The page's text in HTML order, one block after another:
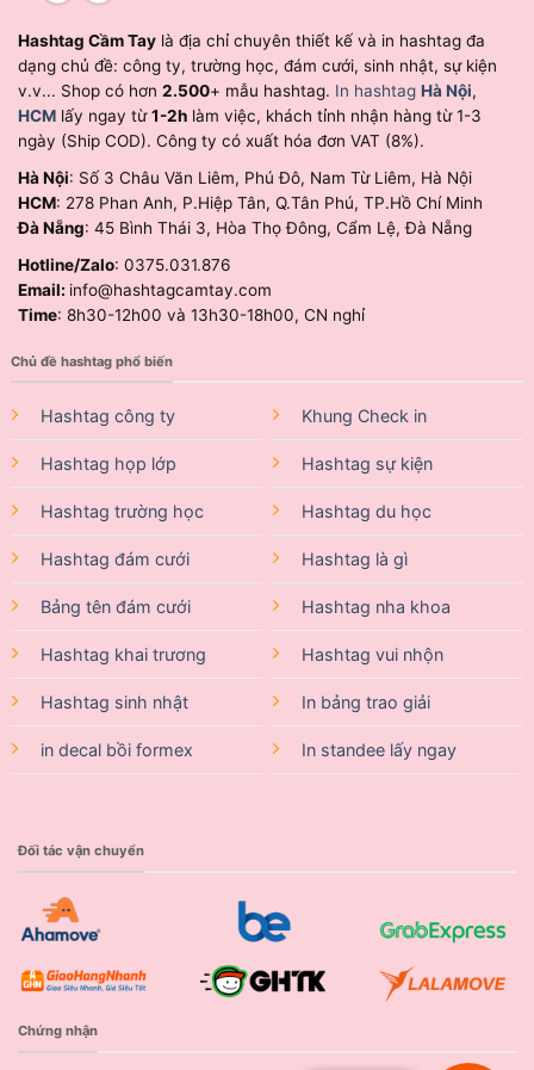
Hashtag Cầm Tay là địa chỉ chuyên thiết kế và in hashtag đa
dạng chủ đề: công ty, trường học, đám cưới, sinh nhật, sự kiện
v.v... Shop có hơn 2.500+ mẫu hashtag. In hashtag Hà Nội,
HCM lấy ngay từ1-2h làm việc, khách tỉnh nhận hàng từ 1-3
ngày (Ship COD). Công ty có xuất hóa đơn VAT (8%).
Hà Nội: Số 3 Châu Văn Liêm, Phú Đô, Nam Từ Liêm, Hà Nội
HCM: 278 Phan Anh, P.Hiệp Tân, Q.Tân Phú, TP.Hồ Chí Minh
Đà Nẵng: 45 Bình Thái 3, Hòa Thọ Đông, Cẩm Lệ, Đà Nẵng
Hotline/Zalo: 0375.031.876
Email: info@hashtagcamtay.com
Time: 8h30-12h00 và 13h30-18h00, CN nghỉ
Chủ đề hashtag phổ biến
Hashtag công ty
Hashtag họp lớp
Hashtag trường học
Hashtag đám cưới
Bảng tên đám cưới
Hashtag khai trương
Hashtag sinh nhật
in decal bồi formex
Khung Check in
Hashtag sự kiện
Hashtag du học
Hashtag là gì
Hashtag nha khoa
Hashtag vui nhộn
In bảng trao giải
In standee lấy ngay
Đối tác vận chuyển
Chứng nhận